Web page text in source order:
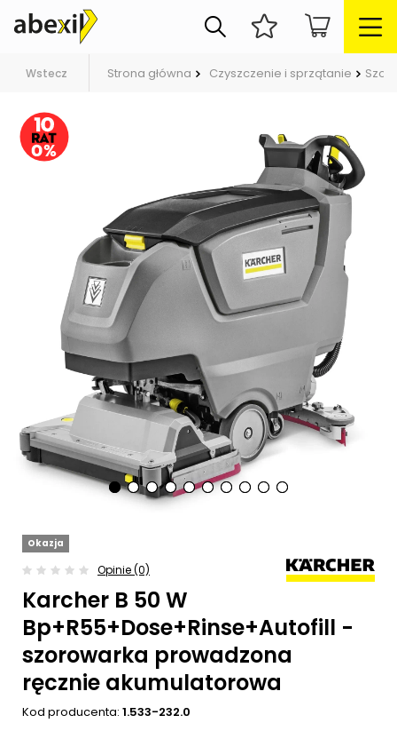
Wstecz Strona główna Czyszczenie i sprzątanie
Okazja
Opinie (0)
Karcher B 50 W
Bp+R55+Dose+Rinse+Autofill -
szorowarka prowadzona
ręcznie akumulatorowa
Kod producenta: 1.533-232.0